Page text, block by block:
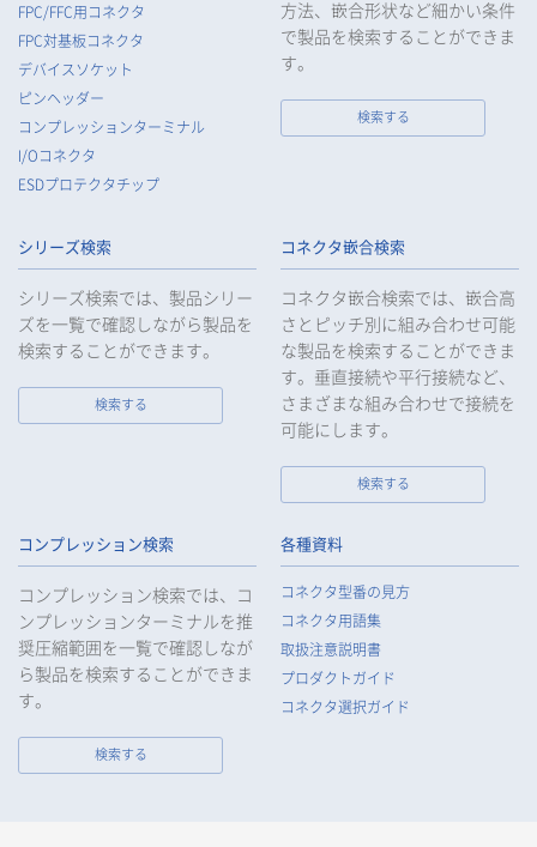
当社は、法令で例外として定められている場合を除き、お客様
等の個人データをあらかじめ、ご本人の同意を得ることなく第
三者に提供することはいたしません。
当社は、法令で不要とされている場合を除き、第三者に個人デ
ータを提供したとき、又は受けたときは、法令で定められた確
認・記録義務を適正に履行いたします。
9. 当社は、個人情報の漏えい等の事故が発生した場合は、お客様
等の保護を最優先する考えのもと、被害を最小限にとどめるた
めに合理的な範囲で速やかに対応し、再発防止に向けた取り組
みを行います。
当社は、個人情報報保護のための管理体制および取り組みを継
続的に見直し、定期的に評価を実施し、その改善に努めてまい
ります。
個人情報の取得
当社は、当社サービスの提供にあたり、お客様等の氏名、住
所、電話番号、電子メールアドレス、勤務先情報（所属会社
名、所属部署名、役職、住所、電話（FAX）番号等）、性別、銀
行口座情報等の個人情報を取得します。当社は、適正に個人情
報を取得し、偽りその他不正の手段により取得することはいた
なお、当社は、Cookieおよびその他のトラッキング技術（例え
ばWebビーコン）を使用して、IPアドレス等の識別子を含む、
FPC/FFC用コネクタ
FPC対基板コネクタ
デバイスソケット
ピンヘッダー
コンプレッションターミナル
I/Oコネクタ
ESDプロテクタチップ
方法、嵌合形状など細かい条件
で製品を検索することができま
す。
検索する
シリーズ検索
シリーズ検索では、製品シリー
ズを一覧で確認しながら製品を
検索することができます。
検索する
コネクタ嵌合検索
コネクタ嵌合検索では、嵌合高
さとピッチ別に組み合わせ可能
な製品を検索することができま
す。垂直接続や平行接続など、
さまざまな組み合わせで接続を
可能にします。
検索する
コンプレッション検索
コンプレッション検索では、コ
ンプレッションターミナルを推
奨圧縮範囲を一覧で確認しなが
ら製品を検索することができま
す。
検索する
各種資料
コネクタ型番の見方
コネクタ用語集
取扱注意説明書
プロダクトガイド
コネクタ選択ガイド